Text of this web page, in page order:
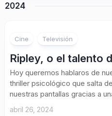
2024
Cine Televisión
Ripley, o el talento
Hoy queremos hablaros de
thriller psicológico que salta
nuestras pantallas gracias a
abril 26, 2024